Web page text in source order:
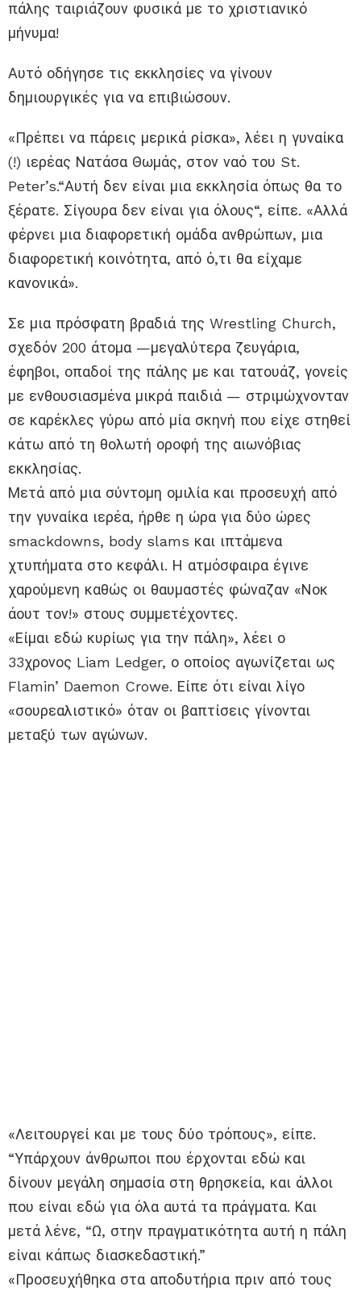
πάλης ταιριάζουν φυσικά με το χριστιανικό
μήνυμα!
Αυτό οδήγησε τις εκκλησίες να γίνουν
δημιουργικές για να επιβιώσουν.
«Πρέπει να πάρεις μερικά ρίσκα», λέει η γυναίκα
(!) ιερέας Νατάσα Θωμάς, στον ναό του St.
Peter’s.“Αυτή δεν είναι μια εκκλησία όπως θα το
ξέρατε. Σίγουρα δεν είναι για όλους“, είπε. «Αλλά
φέρνει μια διαφορετική ομάδα ανθρώπων, μια
διαφορετική κοινότητα, από ό,τι θα είχαμε
κανονικά».
Σε μια πρόσφατη βραδιά της Wrestling Church,
σχεδόν 200 άτομα —μεγαλύτερα ζευγάρια,
έφηβοι, οπαδοί της πάλης με και τατουάζ, γονείς
με ενθουσιασμένα μικρά παιδιά — στριμώχνονταν
σε καρέκλες γύρω από μία σκηνή που είχε στηθεί
κάτω από τη θολωτή οροφή της αιωνόβιας
εκκλησίας.
Μετά από μια σύντομη ομιλία και προσευχή από
την γυναίκα ιερέα, ήρθε η ώρα για δύο ώρες
smackdowns, body slams και ιπτάμενα
χτυπήματα στο κεφάλι. Η ατμόσφαιρα έγινε
χαρούμενη καθώς οι θαυμαστές φώναζαν «Νοκ
άουτ τον!» στους συμμετέχοντες.
«Είμαι εδώ κυρίως για την πάλη», λέει ο
33χρονος Liam Ledger, ο οποίος αγωνίζεται ως
Flamin’ Daemon Crowe. Είπε ότι είναι λίγο
«σουρεαλιστικό» όταν οι βαπτίσεις γίνονται
μεταξύ των αγώνων.
«Λειτουργεί και με τους δύο τρόπους», είπε.
“Υπάρχουν άνθρωποι που έρχονται εδώ και
δίνουν μεγάλη σημασία στη θρησκεία, και άλλοι
που είναι εδώ για όλα αυτά τα πράγματα. Και
μετά λένε, “Ω, στην πραγματικότητα αυτή η πάλη
είναι κάπως διασκεδαστική.”
«Προσευχήθηκα στα αποδυτήρια πριν από τους